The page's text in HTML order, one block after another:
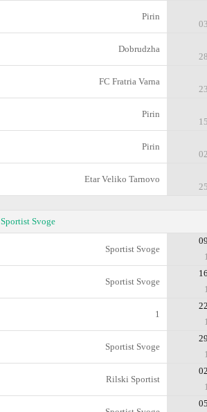
Pirin
Dobrudzha
FC Fratria Varna
Pirin
Pirin
Etar Veliko Tarnovo
Sportist Svoge
Sportist Svoge
Sportist Svoge
1
Sportist Svoge
Rilski Sportist